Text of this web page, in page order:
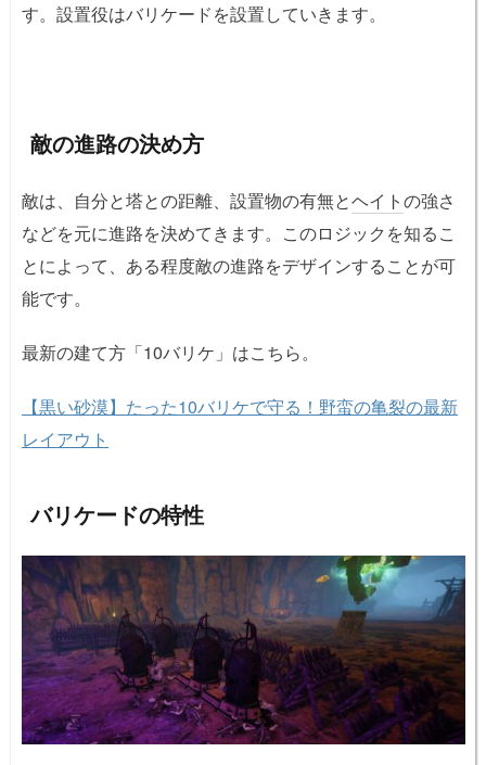
す。設置役はバリケードを設置していきます。
敵の進路の決め方
敵は、自分と塔との距離、設置物の有無とヘイトの強さ
などを元に進路を決めてきます。このロジックを知るこ
とによって、ある程度敵の進路をデザインすることが可
能です。
最新の建て方「10バリケ」はこちら。
【黒い砂漠】たった10バリケで守る！野蛮の亀裂の最新
レイアウト
バリケードの特性